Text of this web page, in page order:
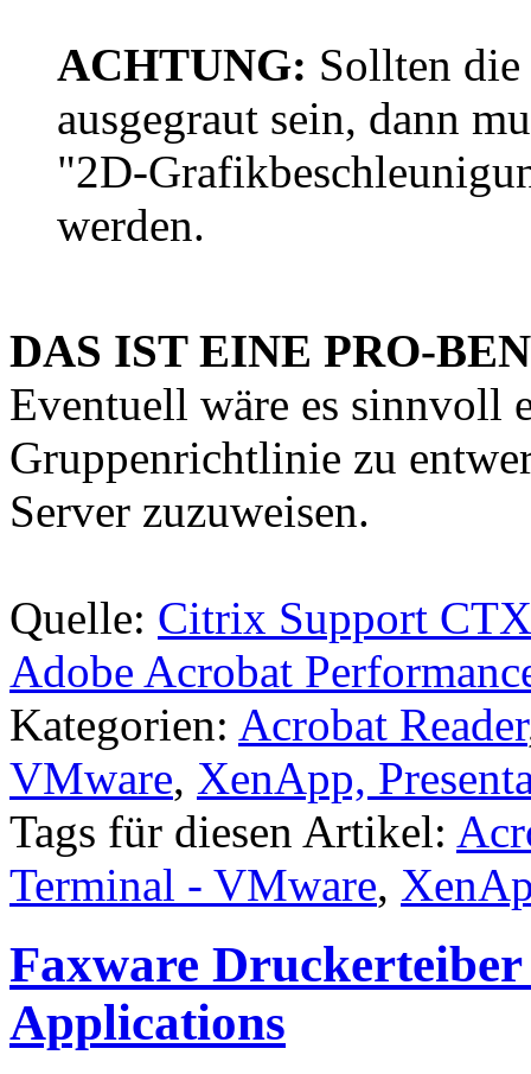
ACHTUNG: Sollten die
ausgegraut sein, dann
"2D-
werden.
DAS IST EINE PRO-
Eventuell wäre es sinnvoll
Gruppenrichtlinie zu
Server zuzuweisen.
Quelle: Citrix Support
Adobe Acrobat
Kategorien: Acrobat Reader
VMware, XenApp,
Tags für diesen Artikel:
Terminal - VMware,
Faxware
Applications